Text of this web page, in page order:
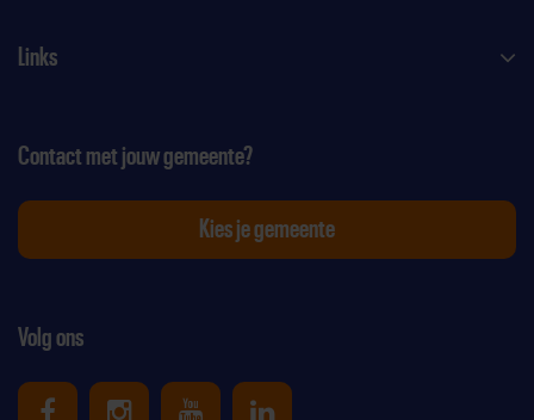
Links
Volg ons
Contact met jouw gemeente?
Kies je gemeente